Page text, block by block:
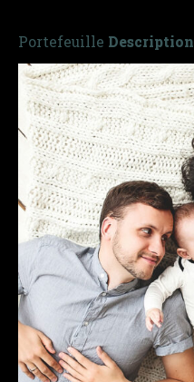
Portefeuille Description